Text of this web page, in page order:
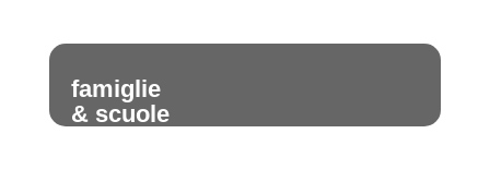
famiglie
& scuole